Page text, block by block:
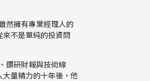
然擁有專業經理人的
不是單純的投資問
鑽研財報與技術線
量精力的十年後，他